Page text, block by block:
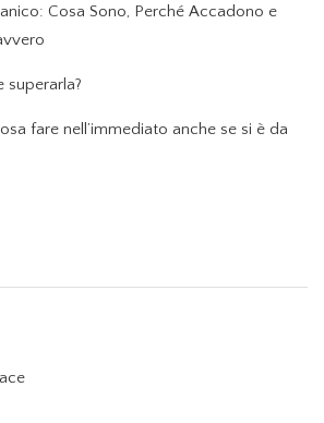
Cosa Sono, Perché Accadono e
superarla?
fare nell’immediato anche se si è da